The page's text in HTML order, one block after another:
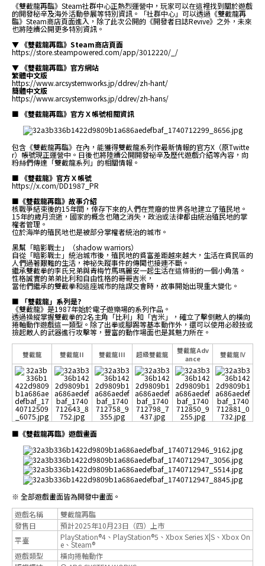
《雙截龍再臨》Steam社群中心正熱烈運營中，玩家可以在這裡找到關於遊戲
的開發秘辛及海外活動參展等特別資訊。「社群中心」可以透過《雙截龍再
臨》Steam商店頁面進入，除了此次公開的《開發者日誌Revive》之外，未來
也將陸續公開更多特別資訊。
▼ 《雙截龍再臨》Steam商店頁面
https://store.steampowered.com/app/3012220/_/
▼ 《雙截龍再臨》官方網站
繁體中文版
https://www.arcsystemworks.jp/ddrev/zh-hant/
簡體中文版
https://www.arcsystemworks.jp/ddrev/zh-hans/
■ 《雙截龍再臨》官方Ｘ帳號相關資訊
包含《雙截龍再臨》在內，能獲得雙截龍系列作最新情報的官方X（原Twitte
r）帳號現正運營中。日後也將陸續公開開發祕辛及歷代遊戲介紹等內容，向
粉絲們傳達「雙截龍系列」的相關情報。
■ 《雙截龍》官方Ｘ帳號
https://x.com/DD1987_PR
■《雙截龍再臨》故事介紹
核戰爭結束後的15年間，倖存下來的人們在荒廢的世界各地建立了殖民地。
15年的歲月流逝，國家的概念也隨之消失，政治或法律都由統治殖民地的掌
權者管理。
位於海岸的殖民地也是被部分掌權者統治的城市。
黑幫「暗影戰士」（shadow warriors）
自從「暗影戰士」統治城市後，殖民地的貧富差距越來越大，生活在貧民區的
人們過著艱難的生活，神祕失蹤事件的傳聞也接連不斷。
繼承雙截拳的李氏兄弟與青梅竹馬瑪麗安一起生活在這條街的一個小角落。
性格誠實的弟弟比利和自由性格的哥哥吉米，
當他們繼承的雙截拳和這座城市的陰謀交會時，故事開始出現重大變化。
■ 「雙截龍」系列是?
《雙截龍》是1987年始於電子遊樂場的系列作品。
透過操縱掌握雙截拳的2名主角「比利」和「吉米」，確立了擊倒敵人的橫向
捲軸動作遊戲這一類型。除了出拳或腳踢等基本動作外，還可以使用必殺技或
撿起敵人的武器進行攻擊等，豐富的動作場面也是其魅力所在。
雙截龍 雙截龍II 雙截龍III 超級雙截龍
雙截龍Adv
ance
雙截龍Ⅳ
■《雙截龍再臨》遊戲畫面
※ 全部遊戲畫面皆為開發中畫面。
遊戲名稱
雙截龍再臨
發售日
預計2025年10月23日（四）上市
平臺
PlayStation®4、PlayStation®5、Xbox Series X|S、Xbox On
e、Steam®
遊戲類型
橫向捲軸動作